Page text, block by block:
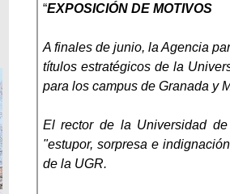
“EXPOSICIÓN DE MOTIVOS
A finales de junio, la Agencia
títulos estratégicos de la
para los campus de Granada y
El rector de la Universidad
"estupor, sorpresa e
de la UGR.